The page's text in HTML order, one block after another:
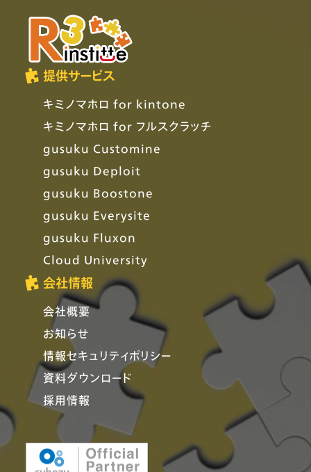
提供サービス
キミノマホロ for kintone
キミノマホロ for フルスクラッチ
gusuku Customine
gusuku Deploit
gusuku Boostone
gusuku Everysite
gusuku Fluxon
Cloud University
会社情報
会社概要
お知らせ
情報セキュリティポリシー
資料ダウンロード
採用情報